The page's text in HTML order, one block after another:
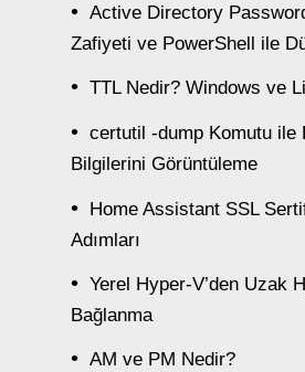
Active Directory
Zafiyeti ve PowerShell ile
TTL Nedir? Windows ve
certutil -dump Komutu ile
Bilgilerini Görüntüleme
Home Assistant SSL
Adımları
Yerel Hyper-V’den Uzak
Bağlanma
AM ve PM Nedir?